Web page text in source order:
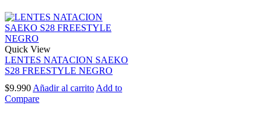
Quick View
LENTES NATACION SAEKO
S28 FREESTYLE NEGRO
$9.990 Añadir al carrito Add to
Compare